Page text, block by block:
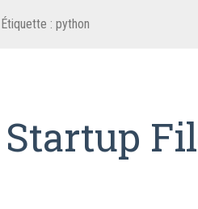
Étiquette : python
Startup